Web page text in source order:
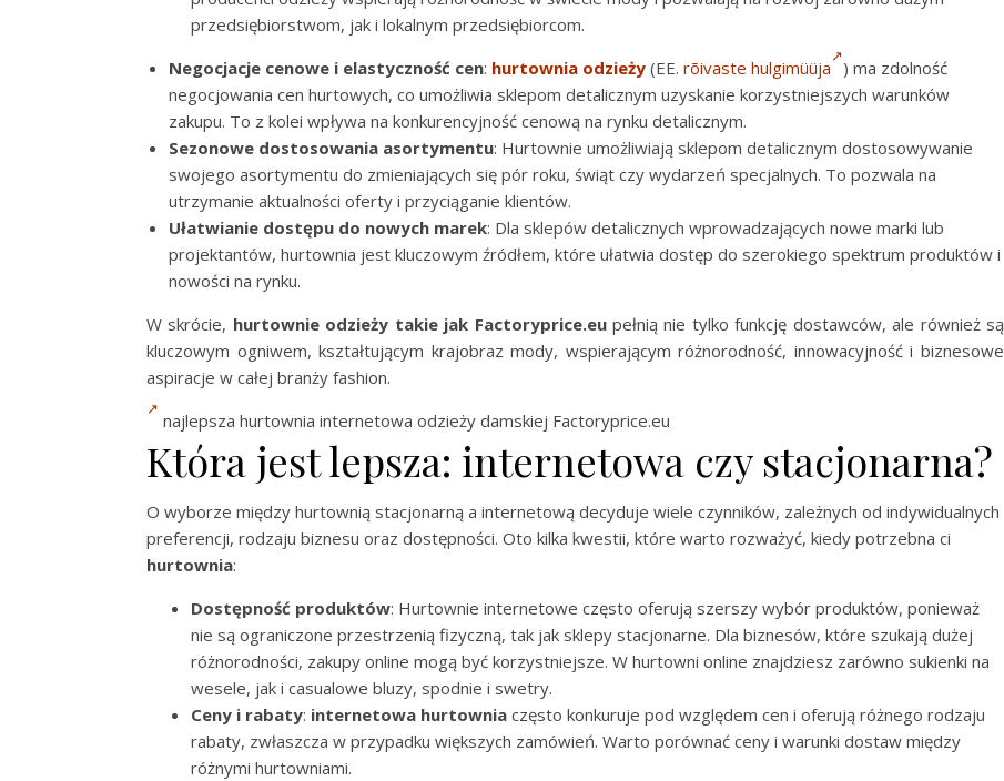
przedsiębiorstwom, jak i lokalnym przedsiębiorcom.
Negocjacje cenowe i elastyczność cen: hurtownia odzieży (EE. rõivaste hulgimüüja
) ma zdolność
negocjowania cen hurtowych, co umożliwia sklepom detalicznym uzyskanie korzystniejszych warunków
zakupu. To z kolei wpływa na konkurencyjność cenową na rynku detalicznym.
Sezonowe dostosowania asortymentu: Hurtownie umożliwiają sklepom detalicznym dostosowywanie
swojego asortymentu do zmieniających się pór roku, świąt czy wydarzeń specjalnych. To pozwala na
utrzymanie aktualności oferty i przyciąganie klientów.
Ułatwianie dostępu do nowych marek: Dla sklepów detalicznych wprowadzających nowe marki lub
projektantów, hurtownia jest kluczowym źródłem, które ułatwia dostęp do szerokiego spektrum produktów i
nowości na rynku.
W skrócie, hurtownie odzieży takie jak Factoryprice.eupełnią nie tylko funkcję dostawców, ale również są
kluczowym ogniwem, kształtującym krajobraz mody, wspierającym różnorodność, innowacyjność i biznesowe
aspiracje w całej branży fashion.
najlepsza hurtownia internetowa odzieży damskiej Factoryprice.eu
Która jest lepsza: internetowa czy stacjonarna?
O wyborze między hurtownią stacjonarną a internetową decyduje wiele czynników, zależnych od indywidualnych
preferencji, rodzaju biznesu oraz dostępności. Oto kilka kwestii, które warto rozważyć, kiedy potrzebna ci
hurtownia:
Dostępność produktów: Hurtownie internetowe często oferują szerszy wybór produktów, ponieważ
nie są ograniczone przestrzenią fizyczną, tak jak sklepy stacjonarne. Dla biznesów, które szukają dużej
różnorodności, zakupy online mogą być korzystniejsze. W hurtowni online znajdziesz zarówno sukienki na
wesele, jak i casualowe bluzy, spodnie i swetry.
Ceny i rabaty: internetowa hurtownia często konkuruje pod względem cen i oferują różnego rodzaju
rabaty, zwłaszcza w przypadku większych zamówień. Warto porównać ceny i warunki dostaw między
różnymi hurtowniami.